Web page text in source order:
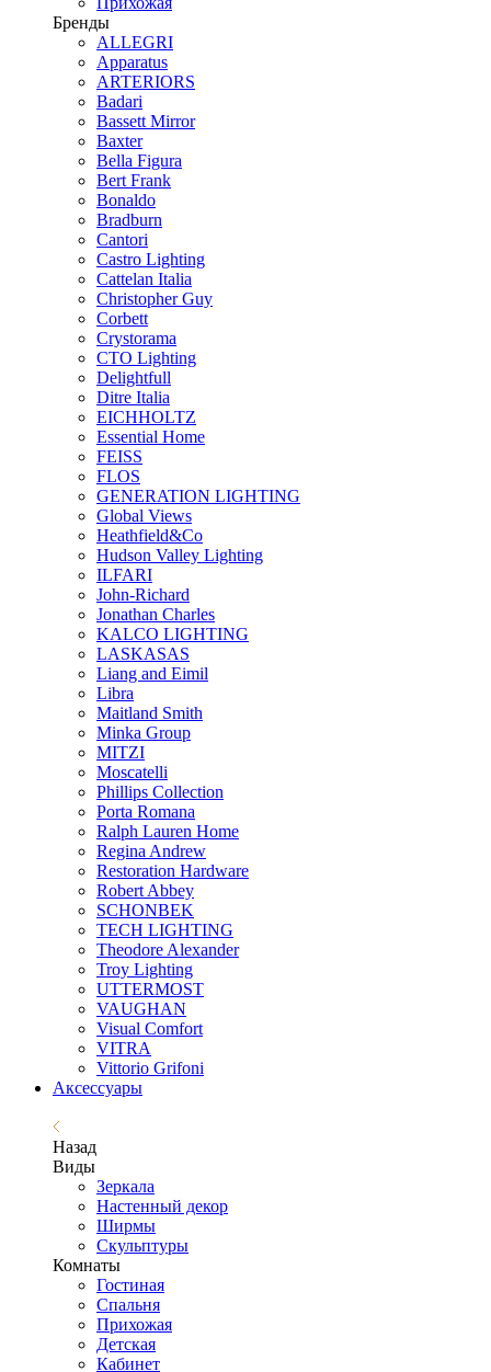
Бренды
ALLEGRI
Apparatus
ARTERIORS
Badari
Bassett Mirror
Baxter
Bella Figura
Bert Frank
Bonaldo
Bradburn
Cantori
Castro Lighting
Cattelan Italia
Christopher Guy
Corbett
Crystorama
CTO Lighting
Delightfull
Ditre Italia
EICHHOLTZ
Essential Home
FEISS
FLOS
GENERATION LIGHTING
Global Views
Heathfield&Co
Hudson Valley Lighting
ILFARI
John-Richard
Jonathan Charles
KALCO LIGHTING
LASKASAS
Liang and Eimil
Libra
Maitland Smith
Minka Group
MITZI
Moscatelli
Phillips Collection
Porta Romana
Ralph Lauren Home
Regina Andrew
Restoration Hardware
Robert Abbey
SCHONBEK
TECH LIGHTING
Theodore Alexander
Troy Lighting
UTTERMOST
VAUGHAN
Visual Comfort
VITRA
Vittorio Grifoni
Аксессуары
Назад
Виды
Зеркала
Настенный декор
Ширмы
Скульптуры
Комнаты
Гостиная
Спальня
Прихожая
Детская
Кабинет